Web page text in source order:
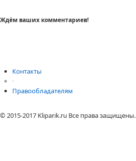
Ждём ваших комментариев!
Контакты
·
Правообладателям
© 2015-2017 Kliparik.ru Все права защищены.